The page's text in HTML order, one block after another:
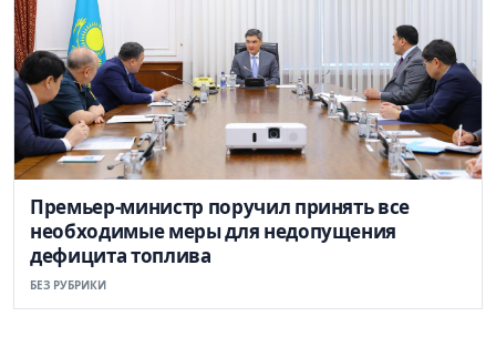
Премьер-министр поручил принять все
необходимые меры для недопущения
дефицита топлива
БЕЗ РУБРИКИ